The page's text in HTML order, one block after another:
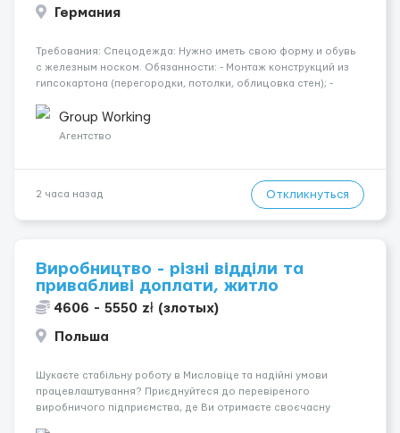
Германия
Требования: Спецодежда: Нужно иметь свою форму и обувь
с железным носком. Обязанности: - Монтаж конструкций из
гипсокартона (перегородки, потолки, облицовка стен); -
малярных работ (шпатлевка, грунтовка, покраска); -
Штукатурные работы ...
Group Working
Агентство
2 часа назад Откликнуться
Виробництво - різні відділи та
привабливі доплати, житло
4606 - 5550 zł (злотых)
Польша
Шукаєте стабільну роботу в Мисловіце та надійні умови
працевлаштування? Приєднуйтеся до перевіреного
виробничого підприємства, де Ви отримаєте своєчасну